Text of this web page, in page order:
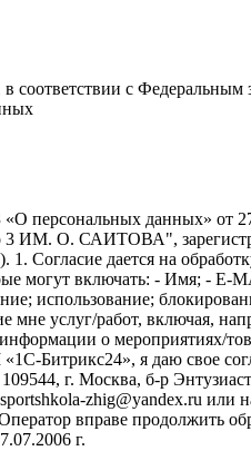
соответствии с
персональных данных» от
ИМ. О. САИТОВА",
Согласие дается на
могут включать: - Имя; - E-
использование;
мне услуг/работ, включая,
о мероприятиях/
Битрикс24», я даю свое
г. Москва, б-р
zhig@yandex.ru или
вправе продолжить
г.